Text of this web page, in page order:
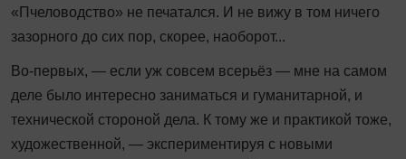
«Пчеловодство» не печатался. И не вижу в том ничего
зазорного до сих пор, скорее, наоборот...
Во-первых, — если уж совсем всерьёз — мне на самом
деле было интересно заниматься и гуманитарной, и
технической стороной дела. К тому же и практикой тоже,
художественной, — экспериментируя с новыми